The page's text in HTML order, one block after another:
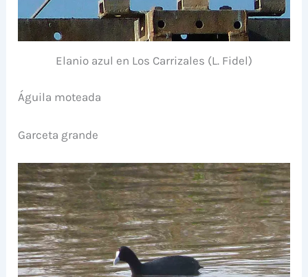
Elanio azul en Los Carrizales (L. Fidel)
Águila moteada
Garceta grande